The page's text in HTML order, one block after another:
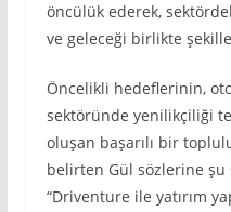
öncülük ederek,
ve geleceği birlikte
Öncelikli hedeflerinin,
sektöründe yenilikçiliği
oluşan başarılı bir
belirten Gül sözlerine
“Driventure ile yatırım